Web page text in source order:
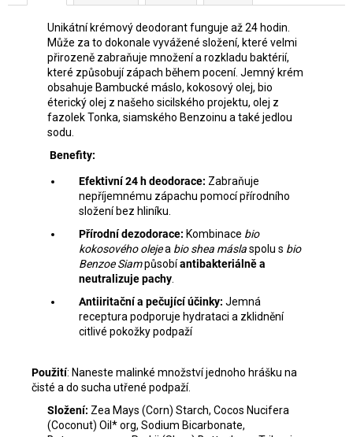
Unikátní krémový deodorant funguje až 24 hodin.
Může za to dokonale vyvážené složení, které velmi
přirozeně zabraňuje množení a rozkladu baktérií,
které způsobují zápach během pocení. Jemný krém
obsahuje Bambucké máslo, kokosový olej, bio
éterický olej z našeho sicilského projektu, olej z
fazolek Tonka, siamského Benzoinu a také jedlou
sodu.
Benefity:
Efektivní 24 h deodorace: Zabraňuje
nepříjemnému zápachu pomocí přírodního
složení bez hliníku.
Přírodní dezodorace: Kombinace bio
kokosového olejea bio shea máslaspolu s bio
Benzoe Siampůsobíantibakteriálně a
neutralizuje pachy.
Antiiritační a pečující účinky: Jemná
receptura podporuje hydrataci a zklidnění
citlivé pokožky podpaží
Použití: Naneste malinké množství jednoho hrášku na
čisté a do sucha utřené podpaží.
Složení: Zea Mays (Corn) Starch, Cocos Nucifera
(Coconut) Oil* org, Sodium Bicarbonate,